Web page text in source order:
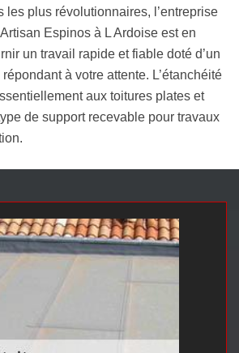
les plus révolutionnaires, l’entreprise
Espinos à L Ardoise est en
un travail rapide et fiable doté d’un
à votre attente. L’étanchéité
aux toitures plates et
de support recevable pour travaux